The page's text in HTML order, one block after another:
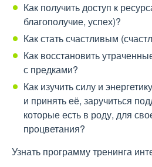
Как получить доступ к
благополучие, успех)?
Как стать счастливым
Как восстановить
с предками?
Как изучить силу и
и принять её, заручиться
которые есть в роду, для
процветания?
Узнать программу тренинга